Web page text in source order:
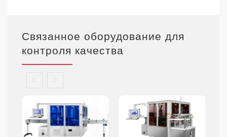
Связанное оборудование для
контроля качества